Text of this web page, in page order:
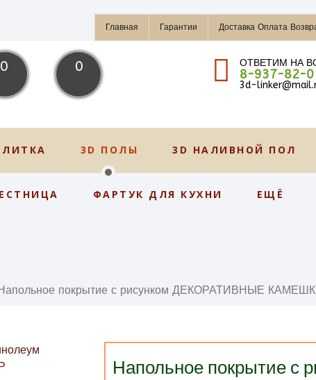
Главная Гарантии Доставка Оплата
0 0 ОТВЕТИМ НА
8-937-82-
3d-
3D ПОЛЫ 3D НАЛИВНОЙ ПОЛ
ФАРТУК ДЛЯ КУХНИ ЕЩЁ
покрытие с рисунком ДЕКОРАТИВНЫЕ
Напольное покрытие